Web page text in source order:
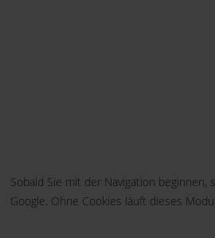
Sobald Sie mit der Navigation beginnen,
Google. Ohne Cookies läuft dieses